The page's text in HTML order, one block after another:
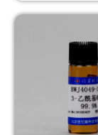
返回主页